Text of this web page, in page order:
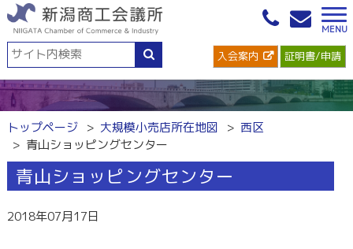
入会案内 証明書/申請
トップページ 大規模小売店所在地図
西区
青山ショッピングセンター
青山ショッピングセンター
2018年07月17日